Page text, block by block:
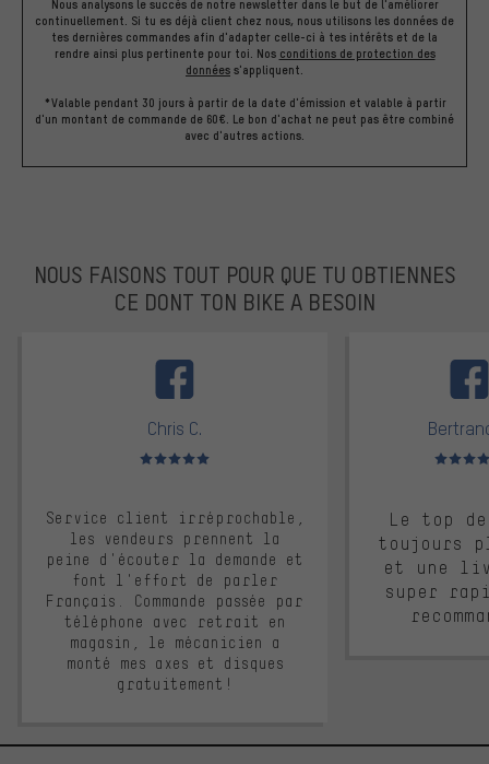
Nous analysons le succès de notre newsletter dans le but de l'améliorer
continuellement. Si tu es déjà client chez nous, nous utilisons les données de
tes dernières commandes afin d'adapter celle-ci à tes intérêts et de la
rendre ainsi plus pertinente pour toi. Nos conditions de protection des
données s'appliquent.
*Valable pendant 30 jours à partir de la date d'émission et valable à partir
d'un montant de commande de 60€. Le bon d'achat ne peut pas être combiné
avec d'autres actions.
NOUS FAISONS TOUT POUR QUE TU OBTIENNES
CE DONT TON BIKE A BESOIN
Chris C.
Note moyenne : 5 sur 5
Service client irréprochable,
les vendeurs prennent la
peine d'écouter la demande et
font l'effort de parler
Français. Commande passée par
téléphone avec retrait en
magasin, le mécanicien a
monté mes axes et disques
gratuitement!
Note
Le top
toujours
et une
super